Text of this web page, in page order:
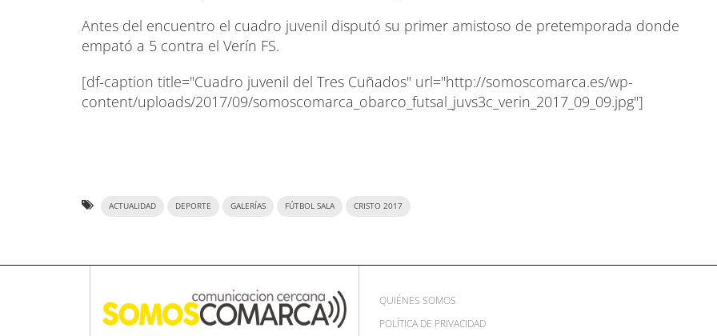
Antes del encuentro el cuadro juvenil disputó su primer amistoso de pretemporada donde
empató a 5 contra el Verín FS.
[df-caption title="Cuadro juvenil del Tres Cuñados" url="http://somoscomarca.es/wp-
content/uploads/2017/09/somoscomarca_obarco_futsal_juvs3c_verin_2017_09_09.jpg"]
ACTUALIDAD DEPORTE GALERÍAS FÚTBOL SALA CRISTO 2017
QUIÉNES SOMOS
POLÍTICA DE PRIVACIDAD